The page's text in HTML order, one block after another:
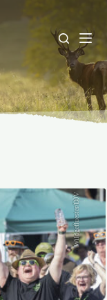
Wildgefluester/DJV